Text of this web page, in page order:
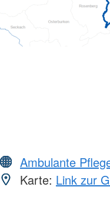
Ambulante
Karte: Link zur